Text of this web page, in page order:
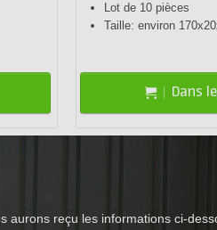
Lot de 10 pièces
Taille: environ
Dans
aurons reçu les informations ci-